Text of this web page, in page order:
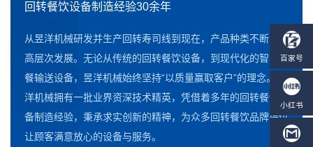
回转餐饮设备制造经验30余年
从昱洋机械研发并生产回转寿司线到现在，产品种类不断向更
高层次发展。无论从传统的回转餐饮设备，到现代化的智能点
餐输送设备，昱洋机械始终坚持“以质量赢取客户”的理念。昱
洋机械拥有一批业界资深技术精英，凭借着多年的回转餐饮设
备制造经验，秉承求实创新的精神，为众多回转餐饮品牌提供
让顾客满意放心的设备与服务。